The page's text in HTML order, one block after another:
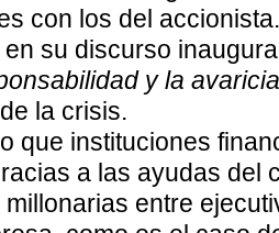
con los del
su discurso
y la
la crisis.
que instituciones
a las ayudas del
entre